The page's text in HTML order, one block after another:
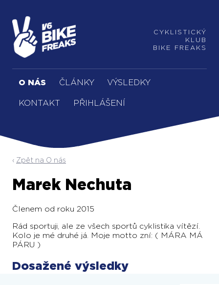
CYKLISTICKÝ
KLUB
BIKE FREAKS
O NÁS ČLÁNKY VÝSLEDKY
KONTAKT PŘIHLÁŠENÍ
Zpět na O nás
Marek Nechuta
Členem od roku 2015
Rád sportuji, ale ze všech sportů cyklistika vítězí.
Kolo je mé druhé já. Moje motto zní: ( MÁRA MÁ
PÁRU )
Dosažené výsledky